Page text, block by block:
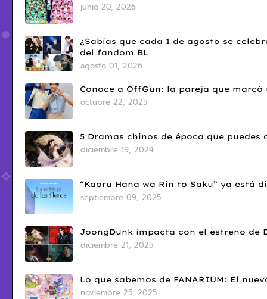
junio 20, 2026
¿Sabías que cada 1 de agosto se
del fandom BL
agosto 01, 2026
Conoce a OffGun: la pareja que
octubre 22, 2025
5 Dramas chinos de época que
diciembre 19, 2024
“Kaoru Hana wa Rin to Saku” ya está
septiembre 09, 2025
JoongDunk impacta con el estreno de
diciembre 21, 2025
Lo que sabemos de FANARIUM: El
noviembre 25, 2025